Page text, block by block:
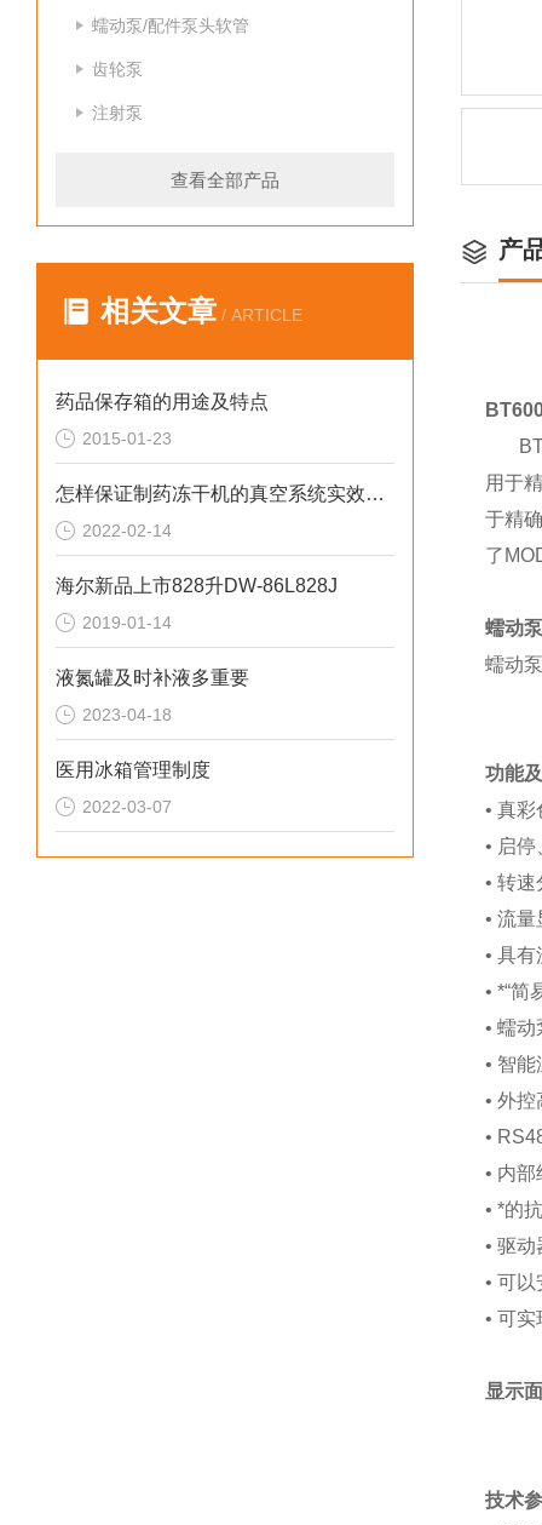
蠕动泵/配件泵头软管
齿轮泵
注射泵
查看全部产品
相关文章 / ARTICLE
药品保存箱的用途及特点
2015-01-23
怎样保证制药冻干机的真空系统实效发挥？
2022-02-14
海尔新品上市828升DW-86L828J
2019-01-14
液氮罐及时补液多重要
2023-04-18
医用冰箱管理制度
2022-03-07
产
用于
于精
了
蠕动
蠕动
功能
• 真彩
• 启
• 转
• 流量
• 具
• *“简
• 蠕动
• 智
• 外
•
• 内
• *的
• 驱
• 可
• 可
显示
技术